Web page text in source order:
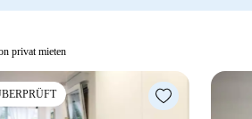
privat mieten